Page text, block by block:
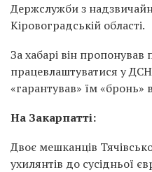
Держслужби з
Кіровоградській області.
За хабарі він
працевлаштуватися у
«гарантував» їм «бронь»
На Закарпатті:
Двоє мешканців
ухилянтів до сусідньої